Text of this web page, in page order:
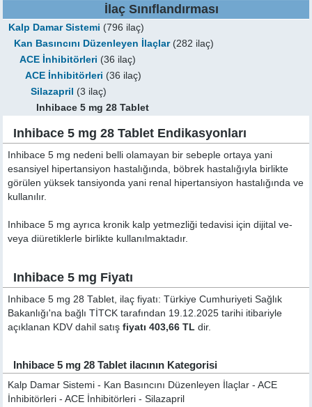
İlaç Sınıflandırması
Kalp Damar Sistemi (796 ilaç)
Kan Basıncını Düzenleyen İlaçlar(282 ilaç)
ACE İnhibitörleri (36 ilaç)
ACE İnhibitörleri (36 ilaç)
Silazapril
(3 ilaç)
Inhibace 5 mg 28 Tablet
Inhibace 5 mg 28 Tablet Endikasyonları
Inhibace 5 mg nedeni belli olamayan bir sebeple ortaya yani
esansiyel hipertansiyon hastalığında, böbrek hastalığıyla birlikte
görülen yüksek tansiyonda yani renal hipertansiyon hastalığında ve
kullanılır.
Inhibace 5 mg ayrıca kronik kalp yetmezliği tedavisi için dijital ve-
veya diüretiklerle birlikte kullanılmaktadır.
Inhibace 5 mg Fiyatı
Inhibace 5 mg 28 Tablet, ilaç fiyatı: Türkiye Cumhuriyeti Sağlık
Bakanlığı'na bağlı TİTCK tarafından 19.12.2025 tarihi itibariyle
açıklanan KDV dahil satışfiyatı 403,66 TL dir.
Inhibace 5 mg 28 Tablet ilacının Kategorisi
Kalp Damar Sistemi - Kan Basıncını Düzenleyen İlaçlar - ACE
İnhibitörleri - ACE İnhibitörleri - Silazapril